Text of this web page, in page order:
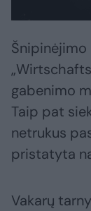
Šnipinėjimo
gabenimo
Taip pat
netrukus
pristatyta
Vakarų